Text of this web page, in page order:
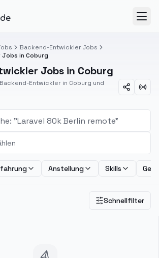
Backend-Entwickler Jobs
in Coburg
Jobs in Coburg
Entwickler in Coburg und
Anstellung Skills
Schnellfilter